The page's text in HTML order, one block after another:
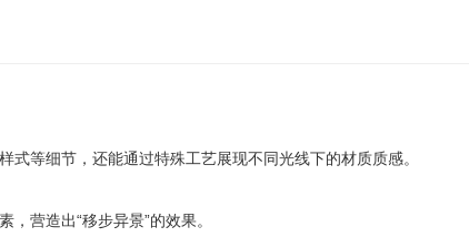
等细节，还能通过特殊工艺展现不同光线下的材质质感。
营造出“移步异景”的效果。